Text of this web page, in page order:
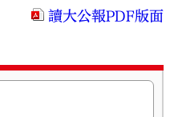
讀大公報PDF版面